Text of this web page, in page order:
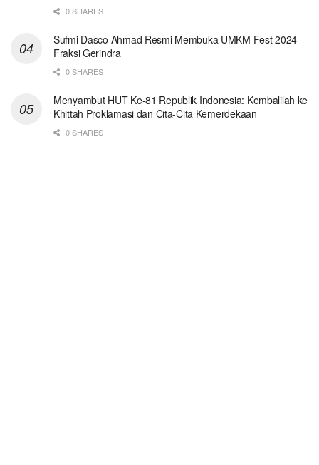
0 SHARES
Sufmi Dasco Ahmad Resmi Membuka UMKM Fest 2024
Fraksi Gerindra
0 SHARES
Menyambut HUT Ke-81 Republik Indonesia: Kembalilah ke
Khittah Proklamasi dan Cita-Cita Kemerdekaan
0 SHARES